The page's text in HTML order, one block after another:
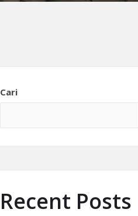
Cari
Recent Posts